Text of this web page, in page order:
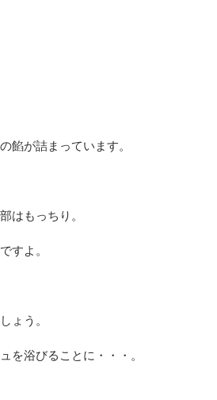
餡が詰まっています。
はもっちり。
すよ。
ょう。
を浴びることに・・・。